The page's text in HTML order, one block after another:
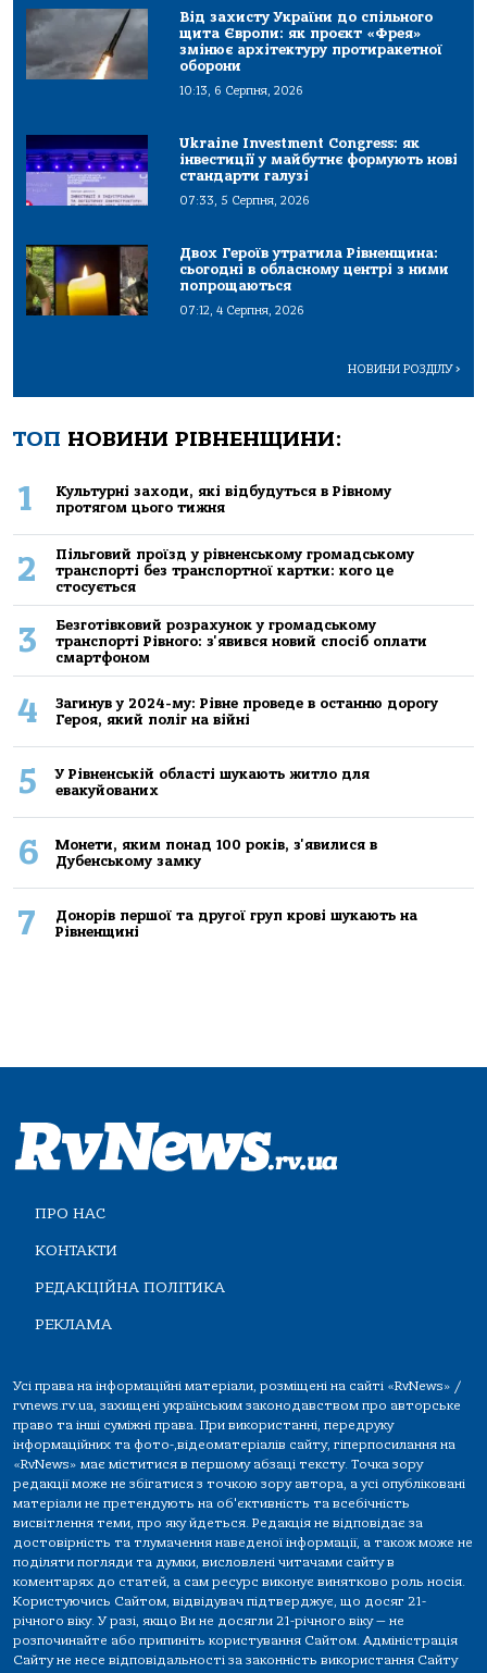
Від захисту України до спільного
щита Європи: як проєкт «Фрея»
змінює архітектуру протиракетної
оборони
10:13, 6 Серпня, 2026
Ukraine Investment Congress: як
інвестиції у майбутнє формують нові
стандарти галузі
07:33, 5 Серпня, 2026
Двох Героїв утратила Рівненщина:
сьогодні в обласному центрі з ними
попрощаються
07:12, 4 Серпня, 2026
НОВИНИ РОЗДІЛУ>
ТОП НОВИНИ РІВНЕНЩИНИ:
1
Культурні заходи, які відбудуться в Рівному
протягом цього тижня
2
Пільговий проїзд у рівненському громадському
транспорті без транспортної картки: кого це
стосується
3
Безготівковий розрахунок у громадському
транспорті Рівного: з'явився новий спосіб оплати
смартфоном
4
Загинув у 2024-му: Рівне проведе в останню дорогу
Героя, який поліг на війні
5
У Рівненській області шукають житло для
евакуйованих
6
Монети, яким понад 100 років, з'явилися в
Дубенському замку
7
Донорів першої та другої груп крові шукають на
Рівненщині
ПРО НАС
КОНТАКТИ
РЕДАКЦІЙНА ПОЛІТИКА
РЕКЛАМА
Усі права на інформаційні матеріали, розміщені на сайті «RvNews» /
rvnews.rv.ua, захищені українським законодавством про авторське
право та інші суміжні права. При використанні, передруку
інформаційних та фото-,відеоматеріалів сайту, гіперпосилання на
«RvNews» має міститися в першому абзаці тексту. Точка зору
редакції може не збігатися з точкою зору автора, а усі опубліковані
матеріали не претендують на об'єктивність та всебічність
висвітлення теми, про яку йдеться. Редакція не відповідає за
достовірність та тлумачення наведеної інформації, а також може не
поділяти погляди та думки, висловлені читачами сайту в
коментарях до статей, а сам ресурс виконує винятково роль носія.
Користуючись Сайтом, відвідувач підтверджує, що досяг 21-
річного віку. У разі, якщо Ви не досягли 21-річного віку — не
розпочинайте або припиніть користування Сайтом. Адміністрація
Сайту не несе відповідальності за законність використання Сайту